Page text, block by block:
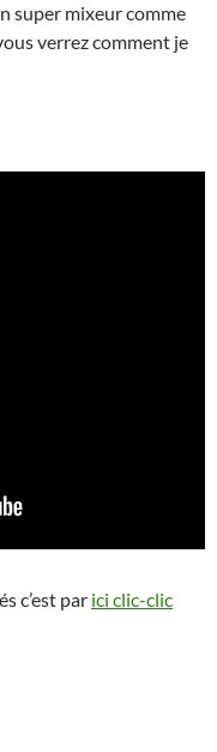
super mixeur comme
verrez comment je
c’est par ici clic-clic